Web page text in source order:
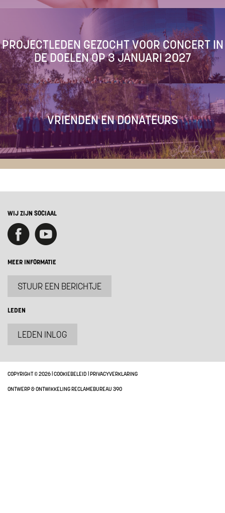
PROJECTLEDEN GEZOCHT VOOR CONCERT IN
DE DOELEN OP 3 JANUARI 2027
VRIENDEN EN DONATEURS
WIJ ZIJN SOCIAAL
MEER INFORMATIE
STUUR EEN BERICHTJE
LEDEN
LEDEN INLOG
COPYRIGHT © 2026 | COOKIEBELEID PRIVACYVERKLARING
ONTWERP & ONTWIKKELING RECLAMEBUREAU 390